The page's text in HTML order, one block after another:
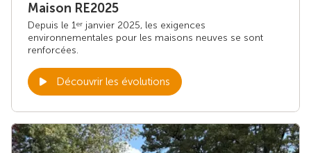
Maison RE2025
Depuis le 1er janvier 2025, les exigences
environnementales pour les maisons neuves se sont
renforcées.
Découvrir les évolutions